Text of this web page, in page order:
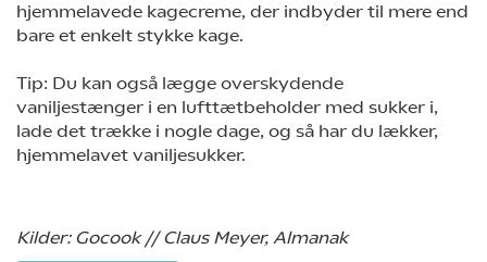
hjemmelavede kagecreme, der indbyder til mere end
bare et enkelt stykke kage.
Tip: Du kan også lægge overskydende
vaniljestænger i en lufttætbeholder med sukker i,
lade det trække i nogle dage, og så har du lækker,
hjemmelavet vaniljesukker.
Kilder: Gocook // Claus Meyer, Almanak